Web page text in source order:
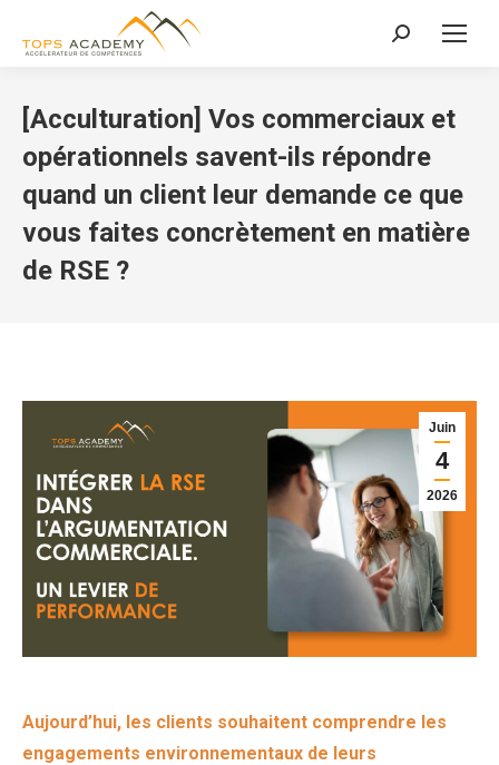
Recherche
[Acculturation] Vos commerciaux et
opérationnels savent-ils répondre
quand un client leur demande ce que
vous faites concrètement en matière
de RSE ?
Juin
4
2026
Aujourd’hui, les clients souhaitent comprendre les
engagements environnementaux de leurs